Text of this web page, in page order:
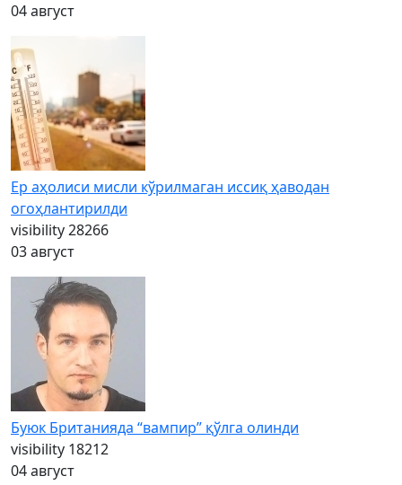
04 август
Ер аҳолиси мисли кўрилмаган иссиқ ҳаводан
огоҳлантирилди
visibility28266
03 август
Буюк Британияда “вампир” қўлга олинди
visibility 18212
04 август